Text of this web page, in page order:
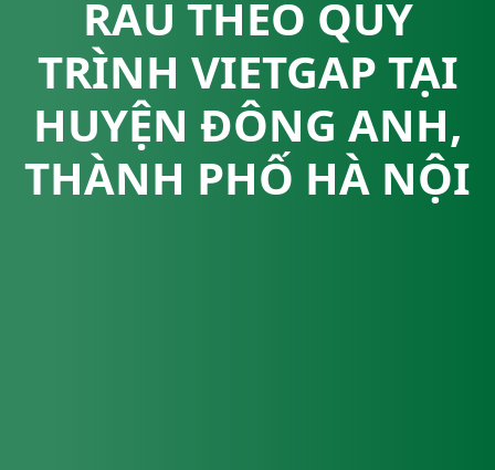
RAU THEO QUY
TRÌNH VIETGAP TẠI
HUYỆN ĐÔNG ANH,
THÀNH PHỐ HÀ NỘI